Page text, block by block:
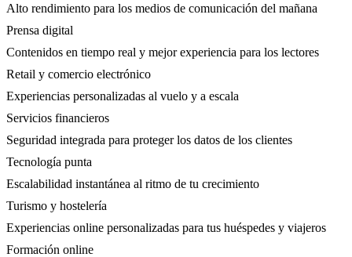
Alto rendimiento para los medios de comunicación del mañana
Prensa digital
Contenidos en tiempo real y mejor experiencia para los lectores
Retail y comercio electrónico
Experiencias personalizadas al vuelo y a escala
Servicios financieros
Seguridad integrada para proteger los datos de los clientes
Tecnología punta
Escalabilidad instantánea al ritmo de tu crecimiento
Turismo y hostelería
Experiencias online personalizadas para tus huéspedes y viajeros
Formación online